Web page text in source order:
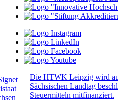
Die HTWK Leipzig wird
Sächsischen Landtag
Steuermitteln mitfinanziert.